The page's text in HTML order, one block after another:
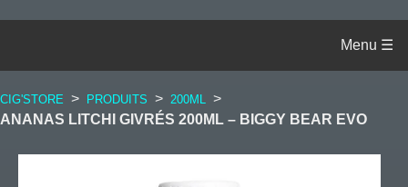
CIG'STORE > PRODUITS > 200ML
>
ANANAS LITCHI GIVRÉS 200ML – BIGGY BEAR EVO